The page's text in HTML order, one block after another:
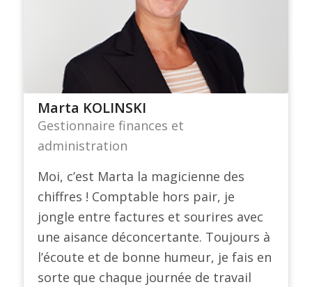
Marta KOLINSKI
Gestionnaire finances et
administration
Moi, c’est Marta la magicienne des
chiffres ! Comptable hors pair, je
jongle entre factures et sourires avec
une aisance déconcertante. Toujours à
l’écoute et de bonne humeur, je fais en
sorte que chaque journée de travail